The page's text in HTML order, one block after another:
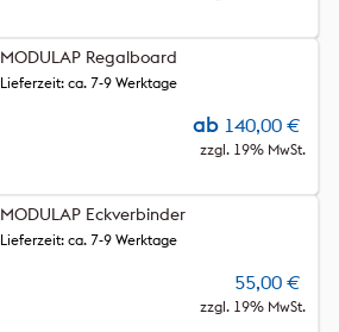
MODULAP Regalboard
Lieferzeit: ca. 7-9 Werktage
ab 140,00 €
zzgl. 19% MwSt.
MODULAP Eckverbinder
55,00 €
zzgl. 19% MwSt.
Lieferzeit: ca. 7-9 Werktage